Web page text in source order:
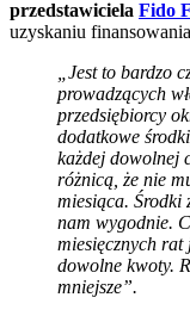
przedstawiciela Fido
uzyskaniu
„Jest to bardzo
prowadzących
przedsiębiorcy
dodatkowe
każdej dowolnej
różnicą, że nie
miesiąca. Środki
nam wygodnie.
miesięcznych rat
dowolne kwoty.
mniejsze”.